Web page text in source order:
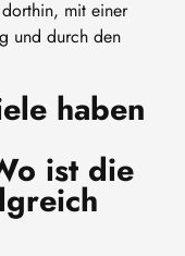
mit einer
und durch den
haben
ist die